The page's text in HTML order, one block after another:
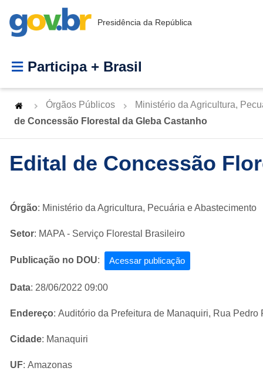
Presidência da República
Participa + Brasil
Órgãos Públicos
Ministério da Agricultura,
de Concessão Florestal da Gleba Castanho
Edital de Concessão
Órgão: Ministério da Agricultura, Pecuária e Abastecimento
Setor: MAPA - Serviço Florestal Brasileiro
Publicação no DOU: Acessar publicação
Data: 28/06/2022 09:00
Endereço: Auditório da Prefeitura de Manaquiri, Rua Pedro
Cidade: Manaquiri
UF: Amazonas